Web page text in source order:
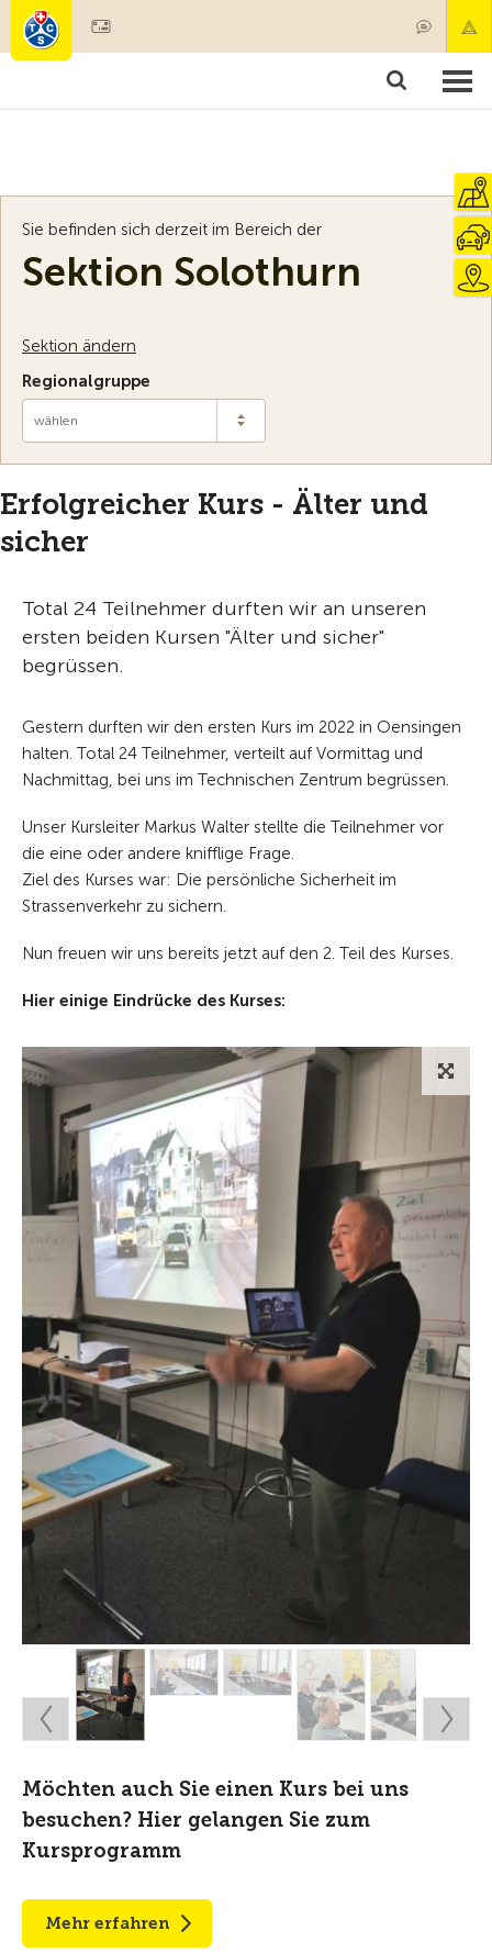
Mitgliedschaft & Leistungen
Sie befinden sich derzeit im Bereich der
Sektion Solothurn
Sektion ändern
Regionalgruppe
wählen
Erfolgreicher Kurs - Älter und
sicher
Total 24 Teilnehmer durften wir an unseren
ersten beiden Kursen "Älter und sicher"
begrüssen.
Gestern durften wir den ersten Kurs im 2022 in Oensingen
halten. Total 24 Teilnehmer, verteilt auf Vormittag und
Nachmittag, bei uns im Technischen Zentrum begrüssen.
Unser Kursleiter Markus Walter stellte die Teilnehmer vor
die eine oder andere knifflige Frage.
Ziel des Kurses war: Die persönliche Sicherheit im
Strassenverkehr zu sichern.
Nun freuen wir uns bereits jetzt auf den 2. Teil des Kurses.
Hier einige Eindrücke des Kurses:
Möchten auch Sie einen Kurs bei uns
besuchen? Hier gelangen Sie zum
Kursprogramm
Mehr erfahren